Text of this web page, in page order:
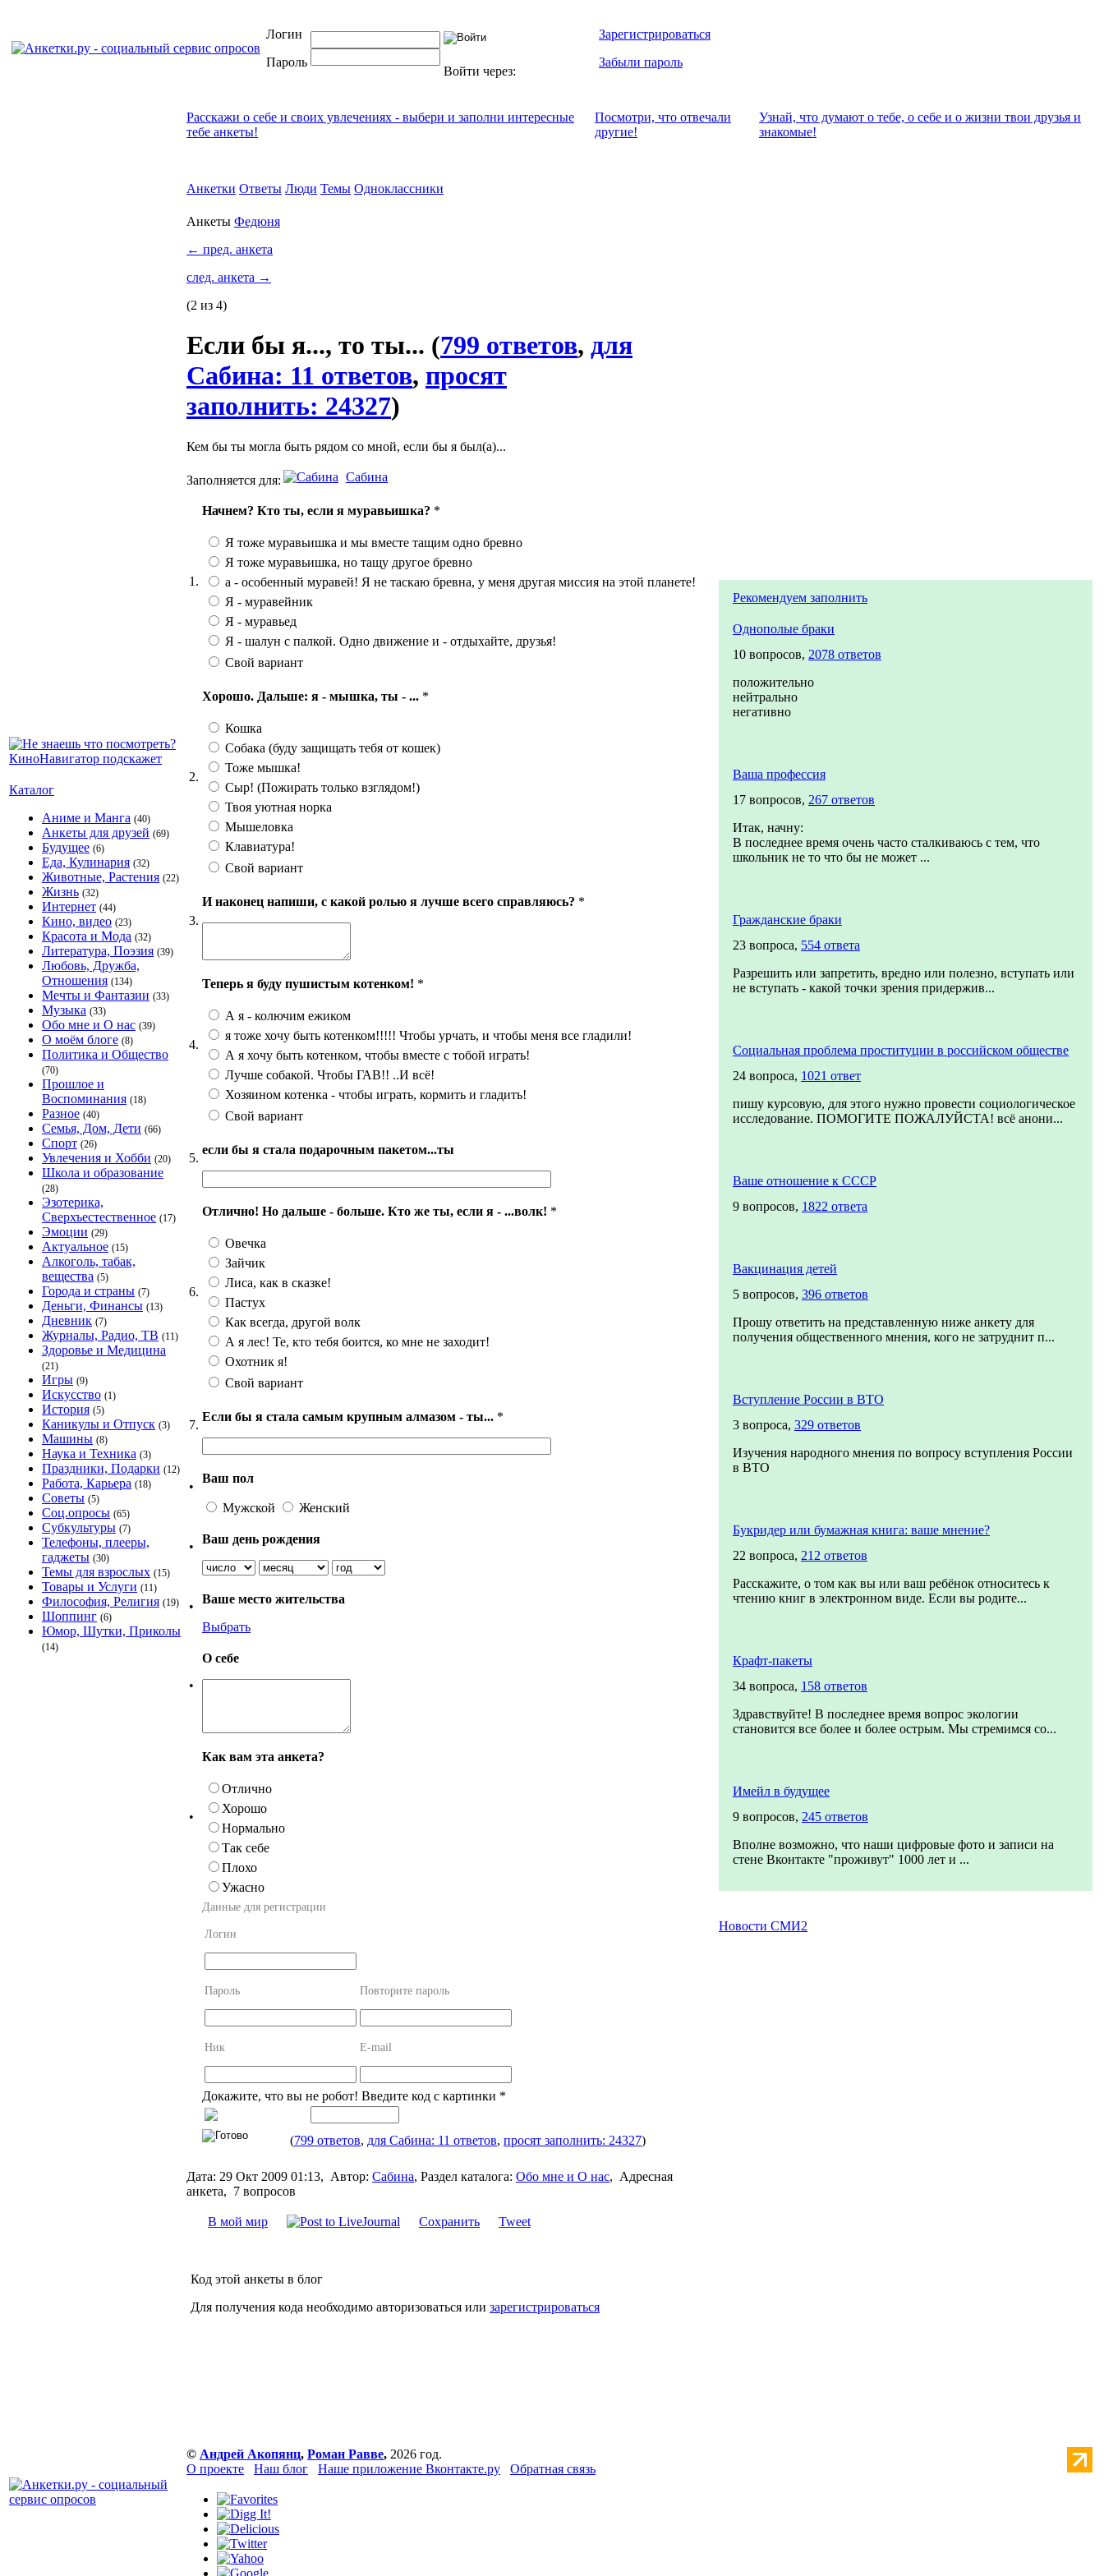
Логин
Пароль
Войти через:
Зарегистрироваться
Забыли пароль
Каталог
Аниме и Манга (40)
Анкеты для друзей (69)
Будущее (6)
Еда, Кулинария (32)
Животные, Растения (22)
Жизнь (32)
Интернет (44)
Кино, видео (23)
Красота и Мода (32)
Литература, Поэзия (39)
Любовь, Дружба,
Отношения (134)
Мечты и Фантазии (33)
Музыка (33)
Обо мне и О нас (39)
О моём блоге (8)
Политика и Общество
(70)
Прошлое и
Воспоминания (18)
Разное (40)
Семья, Дом, Дети (66)
Спорт (26)
Увлечения и Хобби (20)
Школа и образование
(28)
Эзотерика,
Сверхъестественное (17)
Эмоции (29)
Актуальное (15)
Алкоголь, табак,
вещества (5)
Города и страны (7)
Деньги, Финансы (13)
Дневник (7)
Журналы, Радио, ТВ (11)
Здоровье и Медицина
(21)
Игры (9)
Искусство (1)
История (5)
Каникулы и Отпуск (3)
Машины (8)
Наука и Техника (3)
Праздники, Подарки (12)
Работа, Карьера (18)
Советы (5)
Соц.опросы (65)
Субкультуры (7)
Телефоны, плееры,
гаджеты (30)
Темы для взрослых (15)
Товары и Услуги (11)
Философия, Религия (19)
Шоппинг (6)
Юмор, Шутки, Приколы
(14)
Расскажи о себе и своих увлечениях - выбери и заполни интересные
тебе анкеты!
Посмотри, что отвeчали
другие!
Узнай, что думают о тебе, о себе и о жизни твои друзья и
знакомые!
Анкетки Ответы Люди Темы Одноклассники
Анкеты Федюня
← пред. анкета
след. анкета →
(2 из 4)
Если бы я..., то ты... (799 ответов, для
Сабина: 11 ответов, просят
заполнить: 24327)
Кем бы ты могла быть рядом со мной, если бы я был(а)...
Заполняется для: Сабина
1.
Начнем? Кто ты, если я муравьишка? *
Я тоже муравьишка и мы вместе тащим одно бревно
Я тоже муравьишка, но тащу другое бревно
а - особенный муравей! Я не таскаю бревна, у меня другая миссия на этой планете!
Я - муравейник
Я - муравьед
Я - шалун с палкой. Одно движение и - отдыхайте, друзья!
Свой вариант
2.
Хорошо. Дальше: я - мышка, ты - ... *
Кошка
Собака (буду защищать тебя от кошек)
Тоже мышка!
Сыр! (Пожирать только взглядом!)
Твоя уютная норка
Мышеловка
Клавиатура!
Свой вариант
3.
И наконец напиши, с какой ролью я лучше всего справляюсь? *
4.
Теперь я буду пушистым котенком! *
А я - колючим ежиком
я тоже хочу быть котенком!!!!! Чтобы урчать, и чтобы меня все гладили!
А я хочу быть котенком, чтобы вместе с тобой играть!
Лучше собакой. Чтобы ГАВ!! ..И всё!
Хозяином котенка - чтобы играть, кормить и гладить!
Свой вариант
5.
если бы я стала подарочным пакетом...ты
6.
Отлично! Но дальше - больше. Кто же ты, если я - ...волк! *
Овечка
Зайчик
Лиса, как в сказке!
Пастух
Как всегда, другой волк
А я лес! Те, кто тебя боится, ко мне не заходит!
Охотник я!
Свой вариант
7.
Если бы я стала самым крупным алмазом - ты... *
•
Ваш пол
Мужской Женский
•
Ваш день рождения
•
Ваше место жительства
Выбрать
•
О себе
•
Как вам эта анкета?
Отлично
Хорошо
Нормально
Так себе
Плохо
Ужасно
Данные для регистрации
Логин
Пароль Повторите пароль
Ник E-mail
Докажите, что вы не робот! Введите код с картинки *
(799 ответов, для Сабина: 11 ответов, просят заполнить: 24327)
Дата: 29 Окт 2009 01:13, Автор: Сабина, Раздел каталога: Обо мне и О нас, Адресная
анкета, 7 вопросов
В мой мир Сохранить Tweet
Код этой анкеты в блог
Для получения кода необходимо авторизоваться или зарегистрироваться
Рекомендуем заполнить
Однополые браки
10 вопросов, 2078 ответов
положительно
нейтрально
негативно
Ваша профессия
17 вопросов, 267 ответов
Итак, начну:
В последнее время очень часто сталкиваюсь с тем, что
школьник не то что бы не может ...
Гражданские браки
23 вопроса, 554 ответа
Разрешить или запретить, вредно или полезно, вступать или
не вступать - какой точки зрения придержив...
Социальная проблема проституции в российском обществе
24 вопроса, 1021 ответ
пишу курсовую, для этого нужно провести социологическое
исследование. ПОМОГИТЕ ПОЖАЛУЙСТА! всё анони...
Ваше отношение к СССР
9 вопросов, 1822 ответа
Вакцинация детей
5 вопросов, 396 ответов
Прошу ответить на представленную ниже анкету для
получения общественного мнения, кого не затруднит п...
Вступление России в ВТО
3 вопроса, 329 ответов
Изучения народного мнения по вопросу вступления России
в ВТО
Букридер или бумажная книга: ваше мнение?
22 вопроса, 212 ответов
Расскажите, о том как вы или ваш ребёнок относитесь к
чтению книг в электронном виде. Если вы родите...
Крафт-пакеты
34 вопроса, 158 ответов
Здравствуйте! В последнее время вопрос экологии
становится все более и более острым. Мы стремимся со...
Имейл в будущее
9 вопросов, 245 ответов
Вполне возможно, что наши цифровые фото и записи на
стене Вконтакте "проживут" 1000 лет и ...
Новости СМИ2
© Андрей Акопянц, Роман Равве, 2026 год.
О проекте
Наш блог Наше приложение Вконтакте.ру Обратная связь